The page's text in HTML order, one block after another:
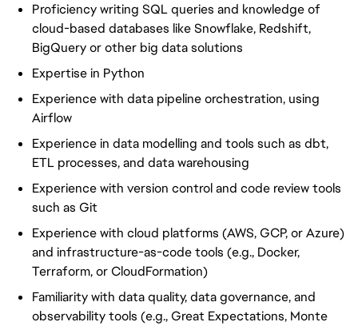
Proficiency writing SQL queries and knowledge of
cloud-based databases like Snowflake, Redshift,
BigQuery or other big data solutions
Expertise in Python
Experience with data pipeline orchestration, using
Airflow
Experience in data modelling and tools such as dbt,
ETL processes, and data warehousing
Experience with version control and code review tools
such as Git
Experience with cloud platforms (AWS, GCP, or Azure)
and infrastructure-as-code tools (e.g., Docker,
Terraform, or CloudFormation)
Familiarity with data quality, data governance, and
observability tools (e.g., Great Expectations, Monte